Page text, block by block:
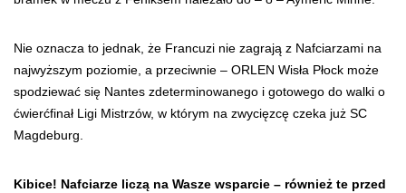
Nie oznacza to jednak, że Francuzi nie zagrają z Nafciarzami na
najwyższym poziomie, a przeciwnie – ORLEN Wisła Płock może
spodziewać się Nantes zdeterminowanego i gotowego do walki o
ćwierćfinał Ligi Mistrzów, w którym na zwycięzcę czeka już SC
Magdeburg.
Kibice! Nafciarze liczą na Wasze wsparcie – również te przed